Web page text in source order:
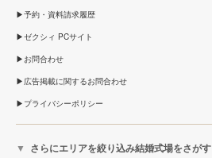
予約・資料請求履歴
ゼクシィ PCサイト
お問合わせ
広告掲載に関するお問合わせ
プライバシーポリシー
さらにエリアを絞り込み結婚式場をさがす